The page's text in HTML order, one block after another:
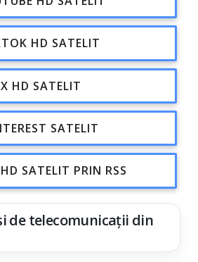
HD SATELIT
X HD SATELIT
SATELIT
SATELIT PRIN RSS
de telecomunicații din